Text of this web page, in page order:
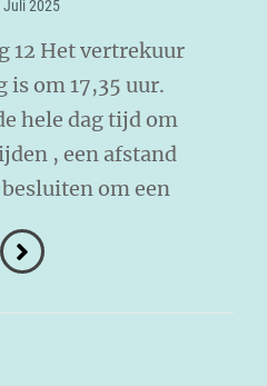
Juli 2025
12 Het vertrekuur
is om 17,35 uur.
hele dag tijd om
, een afstand
om een